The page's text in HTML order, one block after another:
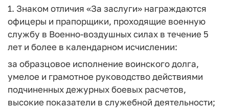
1. Знаком отличия «За заслуги» награждаются
офицеры и прапорщики, проходящие военную
службу в Военно-воздушных силах в течение 5
лет и более в календарном исчислении:
за образцовое исполнение воинского долга,
умелое и грамотное руководство действиями
подчиненных дежурных боевых расчетов,
высокие показатели в служебной деятельности;